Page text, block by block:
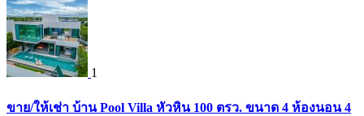
1
ขาย/ให้เช่า บ้าน Pool Villa หัวหิน 100 ตรว. ขนาด 4 ห้องนอน 4